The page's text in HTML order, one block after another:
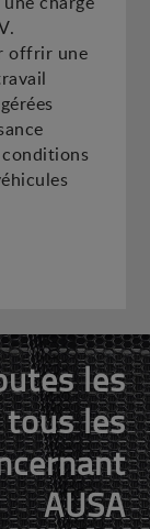
offrir une
conditions
les
les
AUSA